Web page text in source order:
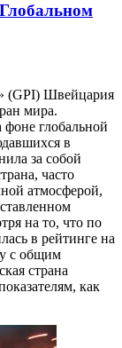
(GPI) Швейцария
мира.
глобальной
в
за собой
часто
атмосферой,
на то, что по
в рейтинге на
с общим
страна
как